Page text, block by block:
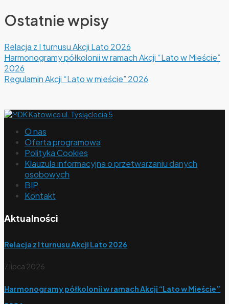
Ostatnie wpisy
Relacja z I turnusu Akcji Lato 2026
Harmonogramy półkolonii w ramach Akcji “Lato w Mieście”
2026
Regulamin Akcji “Lato w mieście” 2026
O nas
Oferta programowa
Polityka Cookies
Klauzula informacyjna o przetwarzaniu danych
osobowych
BIP
Kontakt
Aktualności
Relacja z I turnusu Akcji Lato 2026
7 lipca 2026
Harmonogramy półkolonii w ramach Akcji “Lato w Mieście”